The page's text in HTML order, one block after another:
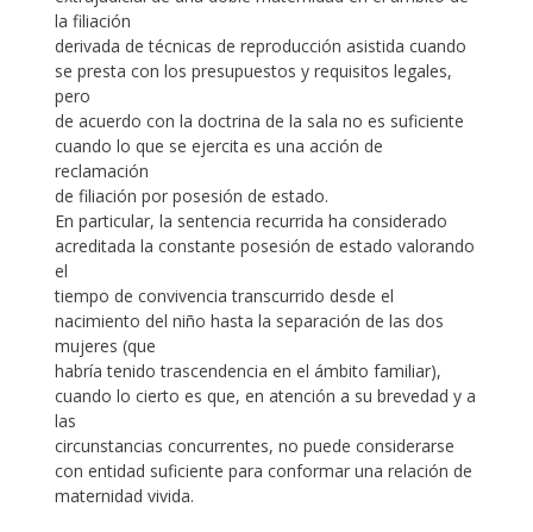
la filiación
derivada de técnicas de reproducción asistida cuando
se presta con los presupuestos y requisitos legales,
pero
de acuerdo con la doctrina de la sala no es suficiente
cuando lo que se ejercita es una acción de
reclamación
de filiación por posesión de estado.
En particular, la sentencia recurrida ha considerado
acreditada la constante posesión de estado valorando
el
tiempo de convivencia transcurrido desde el
nacimiento del niño hasta la separación de las dos
mujeres (que
habría tenido trascendencia en el ámbito familiar),
cuando lo cierto es que, en atención a su brevedad y a
las
circunstancias concurrentes, no puede considerarse
con entidad suficiente para conformar una relación de
maternidad vivida.